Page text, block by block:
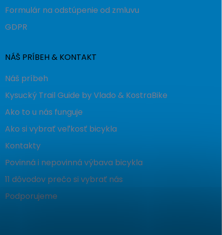
Formulár na odstúpenie od zmluvu
GDPR
NÁŠ PRÍBEH & KONTAKT
Náš príbeh
Kysucký Trail Guide by Vlado & KostraBike
Ako to u nás funguje
Ako si vybrať veľkosť bicykla
Kontakty
Povinná i nepovinná výbava bicykla
11 dôvodov prečo si vybrať nás
Podporujeme